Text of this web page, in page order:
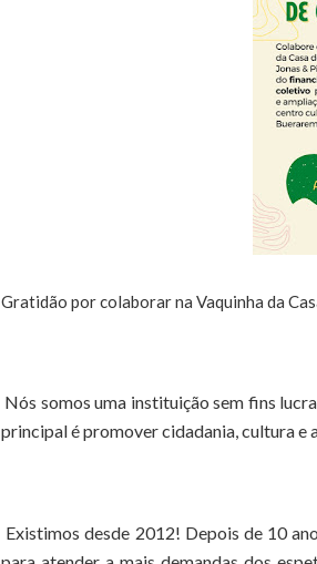
Gratidão por colaborar na Vaquinha da
Nós somos uma instituição sem fins
principal é promover cidadania, cultura e
Existimos desde 2012! Depois de 10